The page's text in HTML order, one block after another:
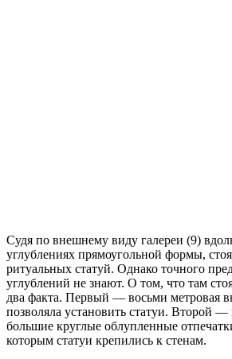
Судя по внешнему виду галереи (9)
углублениях прямоугольной формы,
ритуальных статуй. Однако точного
углублений не знают. О том, что там
два факта. Первый — восьми метровая
позволяла установить статуи. Второй —
большие круглые облупленные
которым статуи крепились к стенам.